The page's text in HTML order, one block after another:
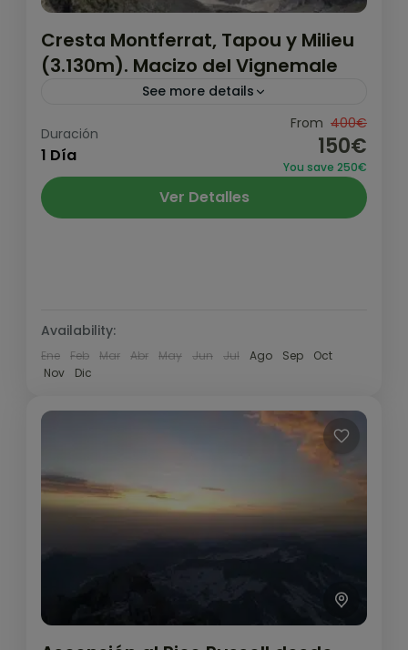
Cresta Montferrat, Tapou y Milieu
(3.130m). Macizo del Vignemale
See more details
Subiremos en el día desde Bujaruelo y
subiremos hasta el Collao Lady Lister.
Desde allí, escalaremos toda la cresta que
sube a los diferentes picos...
Pirineo y Prepirineo,Valle de Ordesa
Duración
1 Día
From 400€
150€
You save 250€
Ver Detalles
Availability:
Ene Feb Mar Abr May Jun Jul Ago Sep
Oct
Nov
Dic